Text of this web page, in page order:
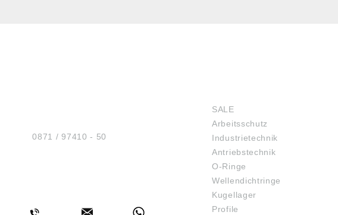
Tel.:0871 / 97410 - 50
SALE
Arbeitsschutz
Industrietechnik
Antriebstechnik
O-Ringe
Wellendichtringe
Kugellager
Profile